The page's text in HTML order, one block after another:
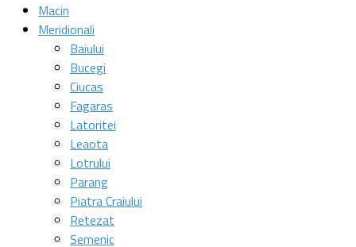
Macin
Meridionali
Baiului
Bucegi
Ciucas
Fagaras
Latoritei
Leaota
Lotrului
Parang
Piatra Craiului
Retezat
Semenic